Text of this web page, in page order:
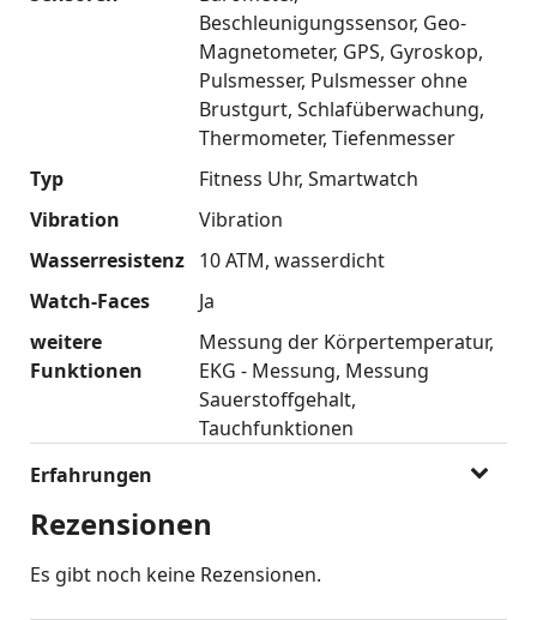
Beschleunigungssensor Geo-
Magnetometer GPS Gyroskop
Pulsmesser Pulsmesser ohne
Brustgurt Schlafüberwachung
Thermometer Tiefenmesser
Typ
Fitness Uhr Smartwatch
Vibration
Vibration
Wasserresistenz 10 ATM wasserdicht
Watch-Faces
Ja
weitere
Funktionen
Messung der Körpertemperatur
EKG - Messung Messung
Sauerstoffgehalt
Tauchfunktionen
Erfahrungen
Rezensionen
Es gibt noch keine Rezensionen.